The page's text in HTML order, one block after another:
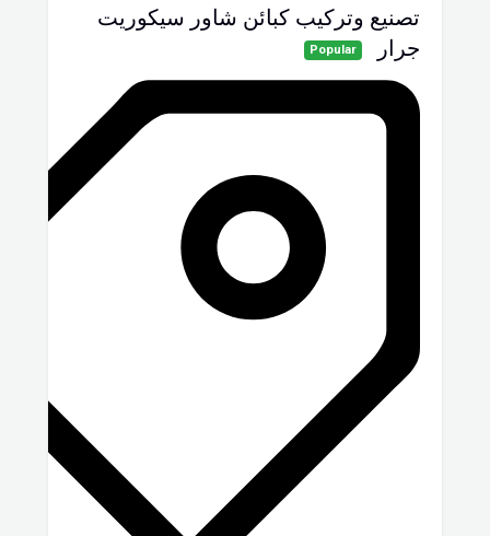
تصنيع وتركيب كبائن شاور سيكوريت
جرار
Popular